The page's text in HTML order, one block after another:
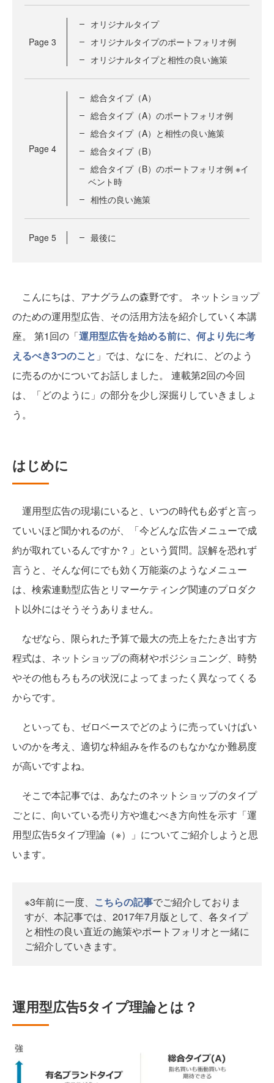
Page 3
オリジナルタイプ
オリジナルタイプのポートフォリオ例
オリジナルタイプと相性の良い施策
Page 4
総合タイプ（A）
総合タイプ（A）のポートフォリオ例
総合タイプ（A）と相性の良い施策
総合タイプ（B）
総合タイプ（B）のポートフォリオ例 ※イ
ベント時
相性の良い施策
Page 5 最後に
こんにちは、アナグラムの森野です。 ネットショップ
のための運用型広告、その活用方法を紹介していく本講
座。 第1回の「運用型広告を始める前に、何より先に考
えるべき3つのこと 」では、なにを、だれに、どのよう
に売るのかについてお話しました。 連載第2回の今回
は、「どのように」の部分を少し深掘りしていきましょ
う。
はじめに
運用型広告の現場にいると、いつの時代も必ずと言っ
ていいほど聞かれるのが、「今どんな広告メニューで成
約が取れているんですか？」という質問。誤解を恐れず
言うと、そんな何にでも効く万能薬のようなメニュー
は、検索連動型広告とリマーケティング関連のプロダク
ト以外にはそうそうありません。
なぜなら、限られた予算で最大の売上をたたき出す方
程式は、ネットショップの商材やポジショニング、時勢
やその他もろもろの状況によってまったく異なってくる
からです。
といっても、ゼロベースでどのように売っていけばい
いのかを考え、適切な枠組みを作るのもなかなか難易度
が高いですよね。
そこで本記事では、あなたのネットショップのタイプ
ごとに、向いている売り方や進むべき方向性を示す「運
用型広告5タイプ理論（※）」についてご紹介しようと思
います。
※3年前に一度、 こちらの記事でご紹介しておりま
すが、本記事では、2017年7月版として、各タイプ
と相性の良い直近の施策やポートフォリオと一緒に
ご紹介していきます。
運用型広告5タイプ理論とは？